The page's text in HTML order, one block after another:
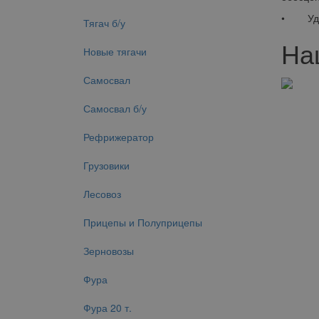
Тягач б/у
Новые тягачи
Самосвал
Самосвал б/у
Рефрижератор
Грузовики
Лесовоз
Прицепы и Полуприцепы
Зерновозы
Фура
Фура 20 т.
•